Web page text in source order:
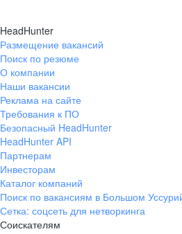
HeadHunter
Размещение вакансий
Поиск по резюме
О компании
Наши вакансии
Реклама на сайте
Требования к ПО
Безопасный HeadHunter
HeadHunter API
Партнерам
Инвесторам
Каталог компаний
Поиск по вакансиям в Большом
Сетка: соцсеть для нетворкинга
Соискателям